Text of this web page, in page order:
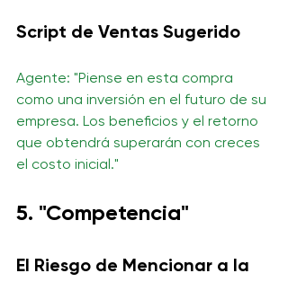
Script de Ventas Sugerido
Agente: "Piense en esta compra
como una inversión en el futuro de su
empresa. Los beneficios y el retorno
que obtendrá superarán con creces
el costo inicial."
5. "Competencia"
El Riesgo de Mencionar a la